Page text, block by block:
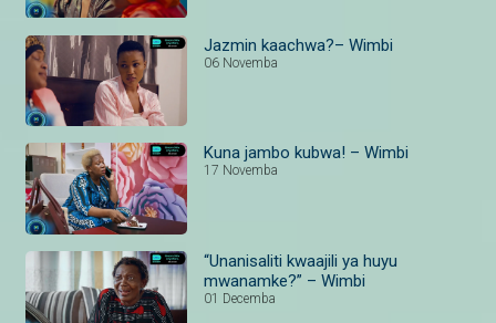
Jazmin kaachwa?– Wimbi
06 Novemba
Kuna jambo kubwa! – Wimbi
17 Novemba
“Unanisaliti kwaajili ya huyu
mwanamke?” – Wimbi
01 Decemba